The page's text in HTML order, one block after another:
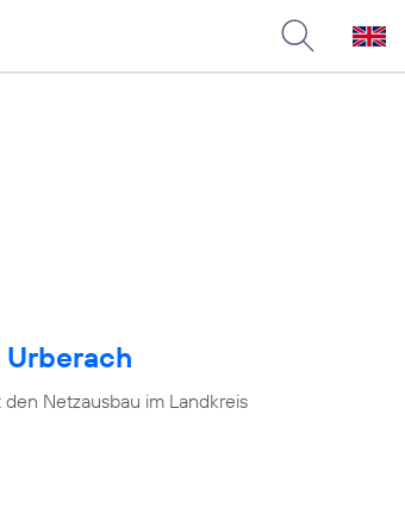
Netzausbau im Landkreis